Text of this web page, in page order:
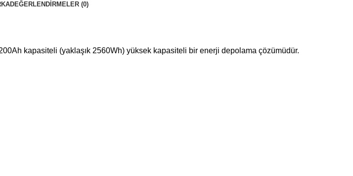
DEĞERLENDIRMELER (0)
Ah kapasiteli (yaklaşık 2560Wh) yüksek kapasiteli bir enerji depolama çözümüdür.